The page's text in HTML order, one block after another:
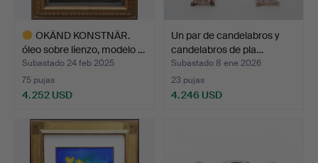
OKÄND KONSTNÄR.
óleo sobre lienzo, modelo …
Subastado 24 feb 2025
75 pujas
4.252 USD
seleccionado
Un par de candelabros y
candelabros de pla…
Subastado 8 ene 2026
23 pujas
4.246 USD